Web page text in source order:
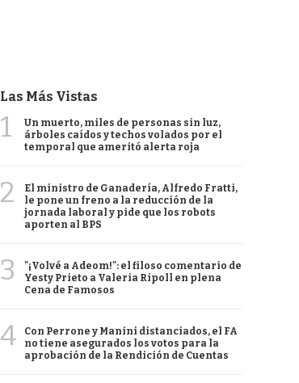
Las Más Vistas
1
Un muerto, miles de personas sin luz,
árboles caídos y techos volados por el
temporal que ameritó alerta roja
2
El ministro de Ganadería, Alfredo Fratti,
le pone un freno a la reducción de la
jornada laboral y pide que los robots
aporten al BPS
3
"¡Volvé a Adeom!": el filoso comentario de
Yesty Prieto a Valeria Ripoll en plena
Cena de Famosos
4
Con Perrone y Manini distanciados, el FA
no tiene asegurados los votos para la
aprobación de la Rendición de Cuentas